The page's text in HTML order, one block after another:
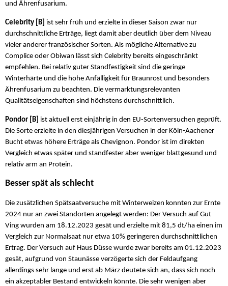
und Ährenfusarium.
Celebrity [B] ist sehr früh und erzielte in dieser Saison zwar nur
durchschnittliche Erträge, liegt damit aber deutlich über dem Niveau
vieler anderer französischer Sorten. Als mögliche Alternative zu
Complice oder Obiwan lässt sich Celebrity bereits eingeschränkt
empfehlen. Bei relativ guter Standfestigkeit sind die geringe
Winterhärte und die hohe Anfälligkeit für Braunrost und besonders
Ährenfusarium zu beachten. Die vermarktungsrelevanten
Qualitätseigenschaften sind höchstens durchschnittlich.
Pondor [B] ist aktuell erst einjährig in den EU-Sortenversuchen geprüft.
Die Sorte erzielte in den diesjährigen Versuchen in der Köln-Aachener
Bucht etwas höhere Erträge als Chevignon. Pondor ist im direkten
Vergleich etwas später und standfester aber weniger blattgesund und
relativ arm an Protein.
Besser spät als schlecht
Die zusätzlichen Spätsaatversuche mit Winterweizen konnten zur Ernte
2024 nur an zwei Standorten angelegt werden: Der Versuch auf Gut
Ving wurden am 18.12.2023 gesät und erzielte mit 81,5 dt/ha einen im
Vergleich zur Normalsaat nur etwa 10% geringeren durchschnittlichen
Ertrag. Der Versuch auf Haus Düsse wurde zwar bereits am 01.12.2023
gesät, aufgrund von Staunässe verzögerte sich der Feldaufgang
allerdings sehr lange und erst ab März deutete sich an, dass sich noch
ein akzeptabler Bestand entwickeln könnte. Die sehr wenigen aber